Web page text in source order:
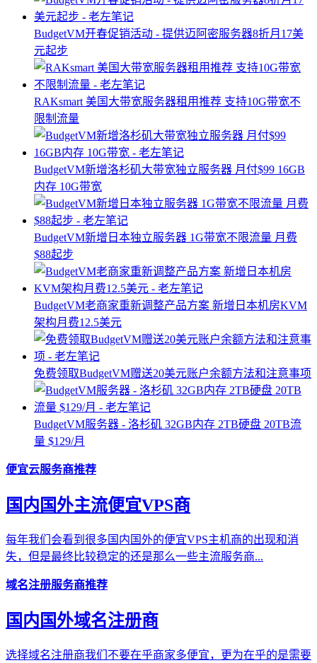
BudgetVM开春促销活动 - 提供迈阿密服务器8折月17美
元起步
RAKsmart 美国大带宽服务器租用推荐 支持10G带宽不
限制流量
BudgetVM新增洛杉矶大带宽独立服务器 月付$99 16GB
内存 10G带宽
BudgetVM新增日本独立服务器 1G带宽不限流量 月费
$88起步
BudgetVM老商家重新调整产品方案 新增日本机房KVM
架构月费12.5美元
免费领取BudgetVM赠送20美元账户余额方法和注意事项
BudgetVM服务器 - 洛杉矶 32GB内存 2TB硬盘 20TB流
量 $129/月
便宜云服务商推荐
国内国外主流便宜VPS商
每年我们会看到很多国内国外的便宜VPS主机商的出现和消
失，但是最终比较稳定的还是那么一些主流服务商...
域名注册服务商推荐
国内国外域名注册商
选择域名注册商我们不要在乎商家多便宜，更为在乎的是需要